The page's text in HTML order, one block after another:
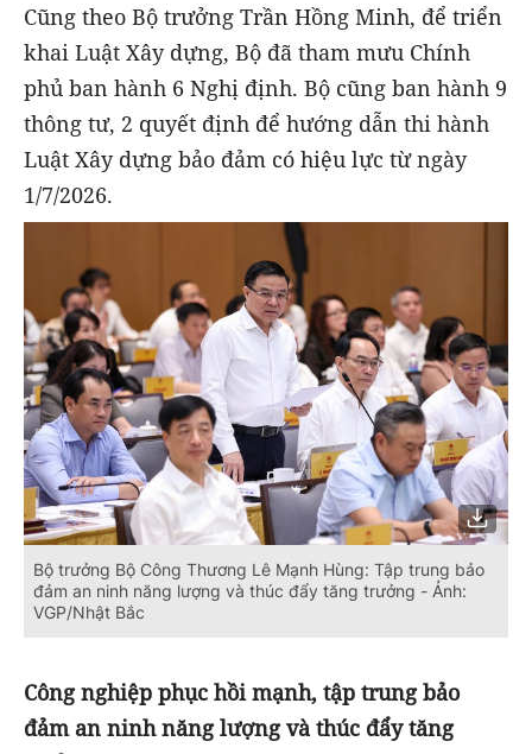
Cũng theo Bộ trưởng Trần Hồng Minh, để triển
khai Luật Xây dựng, Bộ đã tham mưu Chính
phủ ban hành 6 Nghị định. Bộ cũng ban hành 9
thông tư, 2 quyết định để hướng dẫn thi hành
Luật Xây dựng bảo đảm có hiệu lực từ ngày
1/7/2026.
Bộ trưởng Bộ Công Thương Lê Mạnh Hùng: Tập trung bảo
đảm an ninh năng lượng và thúc đẩy tăng trưởng - Ảnh:
VGP/Nhật Bắc
Công nghiệp phục hồi mạnh, tập trung bảo
đảm an ninh năng lượng và thúc đẩy tăng